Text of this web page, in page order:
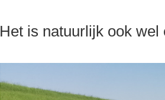
Het is natuurlijk ook